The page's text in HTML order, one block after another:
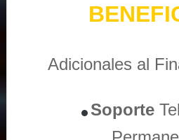
Adicionales al
Soporte